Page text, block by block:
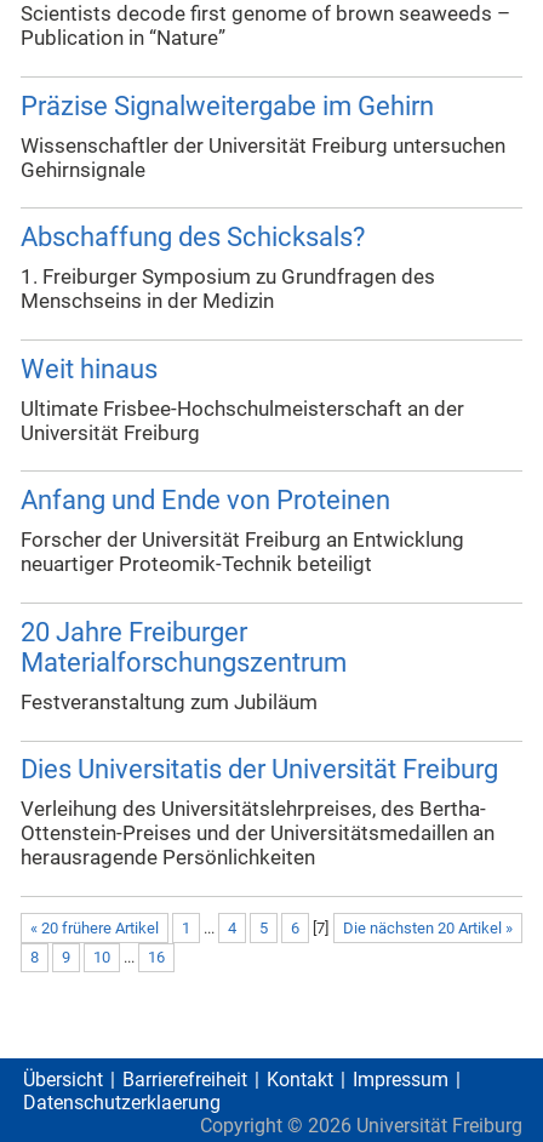
Scientists decode first genome of brown seaweeds –
Publication in “Nature”
Präzise Signalweitergabe im Gehirn
Wissenschaftler der Universität Freiburg untersuchen
Gehirnsignale
Abschaffung des Schicksals?
1. Freiburger Symposium zu Grundfragen des
Menschseins in der Medizin
Weit hinaus
Ultimate Frisbee-Hochschulmeisterschaft an der
Universität Freiburg
Anfang und Ende von Proteinen
Forscher der Universität Freiburg an Entwicklung
neuartiger Proteomik-Technik beteiligt
20 Jahre Freiburger
Materialforschungszentrum
Festveranstaltung zum Jubiläum
Dies Universitatis der Universität Freiburg
Verleihung des Universitätslehrpreises, des Bertha-
Ottenstein-Preises und der Universitätsmedaillen an
herausragende Persönlichkeiten
« 20 frühere Artikel Die nächsten 20 Artikel »
1 ... 4 5 6 7
8
9 10 ... 16
Übersicht Barrierefreiheit Kontakt
Impressum
Datenschutzerklaerung
Copyright © 2026 Universität Freiburg